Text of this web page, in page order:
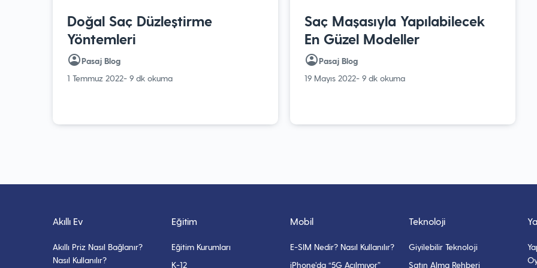
Doğal Saç Düzleştirme
Yöntemleri
Pasaj Blog
1 Temmuz 2022- 9 dk okuma
Saç Maşasıyla Yapılabilecek
En Güzel Modeller
Pasaj Blog
19 Mayıs 2022- 9 dk okuma
Akıllı Ev
Akıllı Priz Nasıl Bağlanır?
Nasıl Kullanılır?
Eğitim
Eğitim Kurumları
K-12
Mobil
E-SIM Nedir? Nasıl Kullanılır?
iPhone’da “5G Açılmıyor”
Teknoloji
Giyilebilir Teknoloji
Satın Alma Rehberi